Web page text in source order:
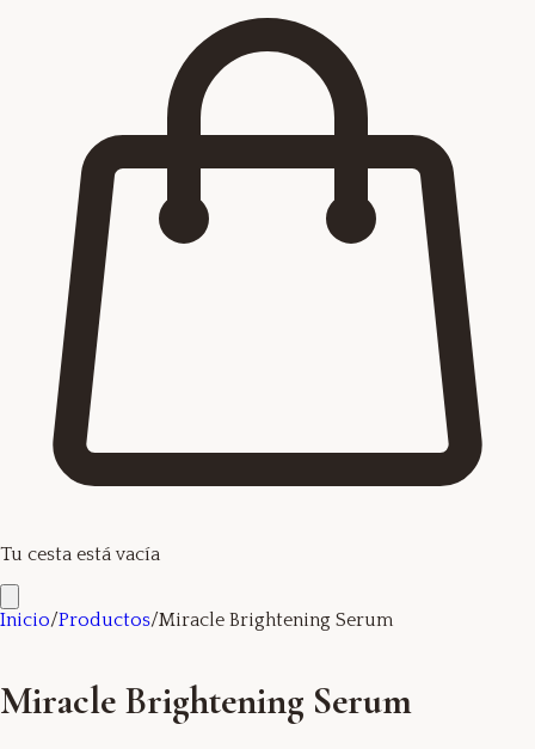
Tu cesta está vacía
Inicio/Productos/Miracle Brightening Serum
Miracle Brightening Serum